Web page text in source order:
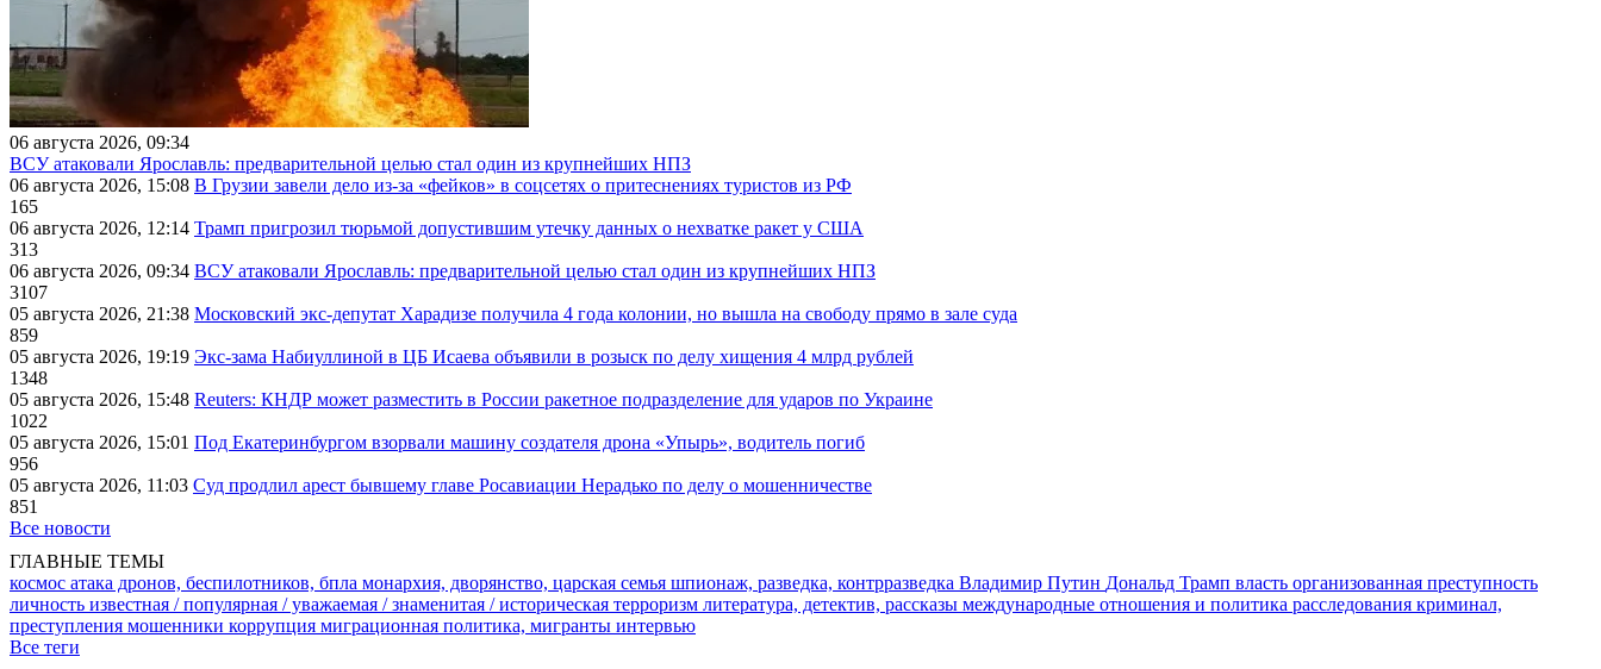
06 августа 2026, 09:34
ВСУ атаковали Ярославль: предварительной целью стал один из крупнейших НПЗ
06 августа 2026, 15:08 В Грузии завели дело из-за «фейков» в соцсетях о притеснениях туристов из РФ
165
06 августа 2026, 12:14 Трамп пригрозил тюрьмой допустившим утечку данных о нехватке ракет у США
313
06 августа 2026, 09:34 ВСУ атаковали Ярославль: предварительной целью стал один из крупнейших НПЗ
3107
05 августа 2026, 21:38 Московский экс-депутат Харадизе получила 4 года колонии, но вышла на свободу прямо в зале суда
859
05 августа 2026, 19:19 Экс-зама Набиуллиной в ЦБ Исаева объявили в розыск по делу хищения 4 млрд рублей
1348
05 августа 2026, 15:48 Reuters: КНДР может разместить в России ракетное подразделение для ударов по Украине
1022
05 августа 2026, 15:01 Под Екатеринбургом взорвали машину создателя дрона «Упырь», водитель погиб
956
05 августа 2026, 11:03 Суд продлил арест бывшему главе Росавиации Нерадько по делу о мошенничестве
851
Все новости
ГЛАВНЫЕ ТЕМЫ
космос атака дронов, беспилотников, бпла монархия, дворянство, царская семья шпионаж, разведка, контрразведка Владимир Путин Дональд Трамп власть организованная преступность
личность известная / популярная / уважаемая / знаменитая / историческая терроризм литература, детектив, рассказы международные отношения и политика расследования криминал,
преступления мошенники коррупция миграционная политика, мигранты интервью
Все теги